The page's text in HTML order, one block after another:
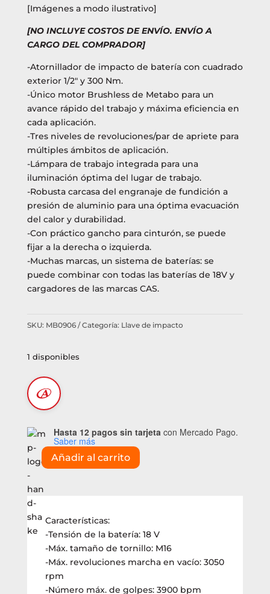
[Imágenes a modo ilustrativo]
[NO INCLUYE COSTOS DE ENVÍO. ENVÍO A
CARGO DEL COMPRADOR]
-Atornillador de impacto de batería con cuadrado
exterior 1/2″ y 300 Nm.
-Único motor Brushless de Metabo para un
avance rápido del trabajo y máxima eficiencia en
cada aplicación.
-Tres niveles de revoluciones/par de apriete para
múltiples ámbitos de aplicación.
-Lámpara de trabajo integrada para una
iluminación óptima del lugar de trabajo.
-Robusta carcasa del engranaje de fundición a
presión de aluminio para una óptima evacuación
del calor y durabilidad.
-Con práctico gancho para cinturón, se puede
fijar a la derecha o izquierda.
-Muchas marcas, un sistema de baterías: se
puede combinar con todas las baterías de 18V y
cargadores de las marcas CAS.
SKU: MB0906 Categoría: Llave de impacto
1 disponibles
Hasta 12 pagos sin tarjeta con Mercado Pago.
Saber más
Llave
de
impacto
Metabo
a
batería
S/batería
(SSW
Añadir al carrito
Características:
-Tensión de la batería: 18 V
-Máx. tamaño de tornillo: M16
-Máx. revoluciones marcha en vacío: 3050
rpm
-Número máx. de golpes: 3900 bpm